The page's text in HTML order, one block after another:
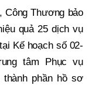
Công Thương bảo
quả 25 dịch vụ
Kế hoạch số 02-
tâm Phục vụ
thành phần hồ sơ